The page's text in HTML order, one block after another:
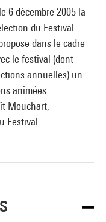
6 décembre 2005 la
du Festival
dans le cadre
le festival (dont
annuelles) un
animées
Mouchart,
Festival.